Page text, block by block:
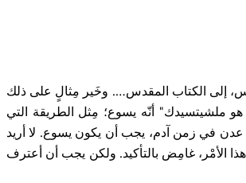
إلى الكتاب المقدس…. وخَير مِثالٍ على ذلك
هو ملشيتسيدك" أنّه يسوع؛ مِثل الطريقة التي
عدن في زمن آدم، يجب أن يكون يسوع. لا أريد
هذا الأمْر، غامِض بالتأكيد. ولكن يجب أن أعترف